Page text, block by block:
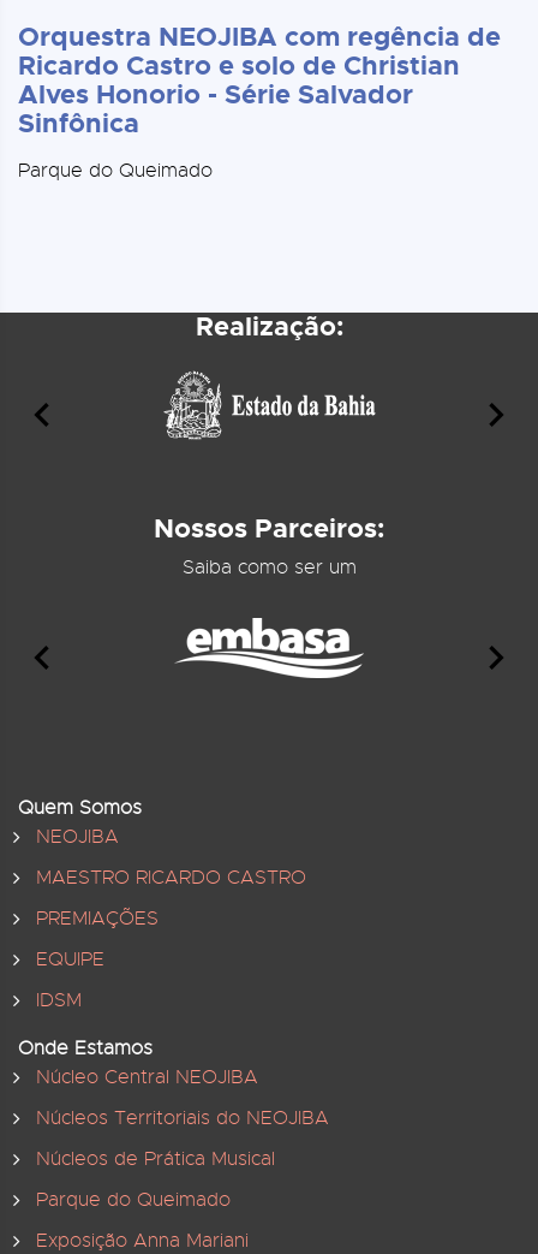
Orquestra NEOJIBA com regência de
Ricardo Castro e solo de Christian
Alves Honorio - Série Salvador
Sinfônica
Parque do Queimado
Realização:
Nossos Parceiros:
Saiba como ser um
Quem Somos
NEOJIBA
MAESTRO RICARDO CASTRO
PREMIAÇÕES
EQUIPE
IDSM
Onde Estamos
Núcleo Central NEOJIBA
Núcleos Territoriais do NEOJIBA
Núcleos de Prática Musical
Parque do Queimado
Exposição Anna Mariani